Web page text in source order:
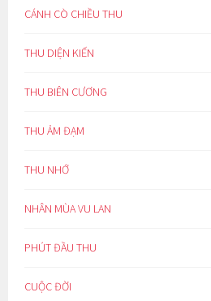
CÁNH CÒ CHIỀU THU
THU DIỆN KIẾN
THU BIÊN CƯƠNG
THU ẢM ĐẠM
THU NHỚ
NHÂN MÙA VU LAN
PHÚT ĐẦU THU
CUỘC ĐỜI